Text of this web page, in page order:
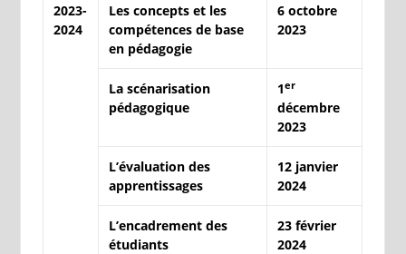
2023-
2024
Les concepts et les
compétences de base
en pédagogie
6 octobre
2023
La scénarisation
pédagogique
1er
décembre
2023
L’évaluation des
apprentissages
12 janvier
2024
L’encadrement des
étudiants
23 février
2024